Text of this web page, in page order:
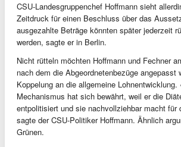
CSU-Landesgruppenchef Hoffmann sieht
Zeitdruck für einen Beschluss über das
ausgezahlte Beträge könnten später jederzeit
werden, sagte er in Berlin.
Nicht rütteln möchten Hoffmann und Fechner
nach dem die Abgeordnetenbezüge angepasst
Koppelung an die allgemeine Lohnentwicklung.
Mechanismus hat sich bewährt, weil er die
entpolitisiert und sie nachvollziehbar macht für
sagte der CSU-Politiker Hoffmann. Ähnlich
Grünen.